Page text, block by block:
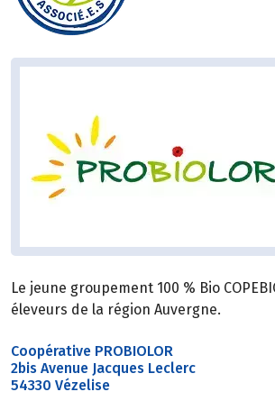
Le jeune groupement 100 % Bio
éleveurs de la région Auvergne.
Coopérative PROBIOLOR
2bis Avenue Jacques Leclerc
54330 Vézelise